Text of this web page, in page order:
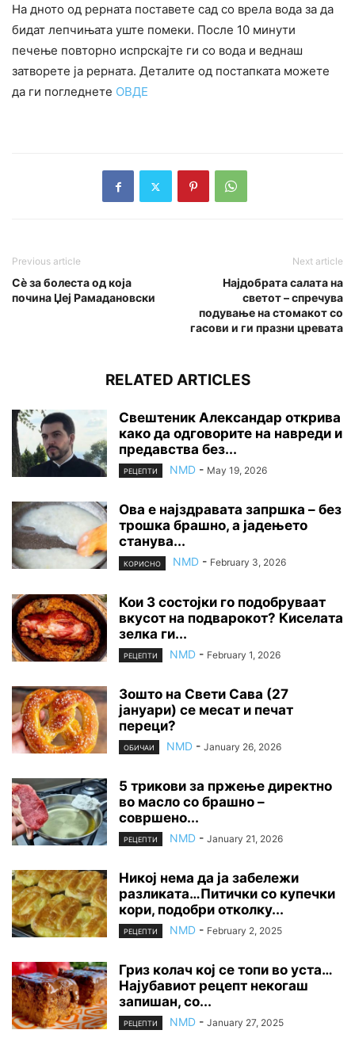
На дното од рерната поставете сад со врела вода за да
бидат лепчињата уште помеки. После 10 минути
печење повторно испрскајте ги со вода и веднаш
затворете ја рерната. Деталите од постапката можете
да ги погледнете ОВДЕ
Previous article
Сè за болеста од која
почина Џеј Рамадановски
Next article
Најдобрата салата на
светот – спречува
подување на стомакот со
гасови и ги празни цревата
RELATED ARTICLES
Свештеник Александар открива
како да одговорите на навреди и
предавства без...
РЕЦЕПТИ NMD - May 19, 2026
Ова е најздравата запршка – без
трошка брашно, а јадењето
станува...
КОРИСНО NMD - February 3, 2026
Кои 3 состојки го подобруваат
вкусот на подварокот? Киселата
зелка ги...
РЕЦЕПТИ NMD - February 1, 2026
Зошто на Свети Сава (27
јануари) се месат и печат
переци?
ОБИЧАИ NMD - January 26, 2026
5 трикови за пржење директно
во масло со брашно –
совршено...
РЕЦЕПТИ NMD - January 21, 2026
Никој нема да ја забележи
разликата…Питички со купечки
кори, подобри отколку...
РЕЦЕПТИ NMD - February 2, 2025
Гриз колач кој се топи во уста…
Најубавиот рецепт некогаш
запишан, со...
РЕЦЕПТИ NMD - January 27, 2025